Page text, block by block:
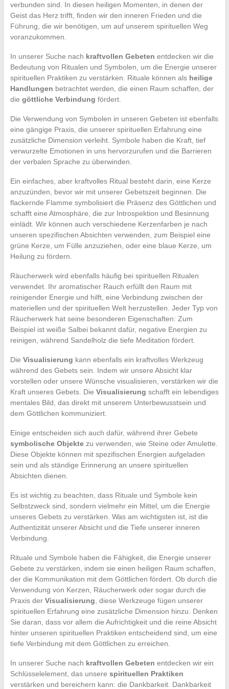
verbunden sind. In diesen heiligen Momenten, in denen der
Geist das Herz trifft, finden wir den inneren Frieden und die
Führung, die wir benötigen, um auf unserem spirituellen Weg
voranzukommen.
In unserer Suche nach kraftvollen Gebeten entdecken wir die
Bedeutung von Ritualen und Symbolen, um die Energie unserer
spirituellen Praktiken zu verstärken. Rituale können als heilige
Handlungen betrachtet werden, die einen Raum schaffen, der
die göttliche Verbindung fördert.
Die Verwendung von Symbolen in unseren Gebeten ist ebenfalls
eine gängige Praxis, die unserer spirituellen Erfahrung eine
zusätzliche Dimension verleiht. Symbole haben die Kraft, tief
verwurzelte Emotionen in uns hervorzurufen und die Barrieren
der verbalen Sprache zu überwinden.
Ein einfaches, aber kraftvolles Ritual besteht darin, eine Kerze
anzuzünden, bevor wir mit unserer Gebetszeit beginnen. Die
flackernde Flamme symbolisiert die Präsenz des Göttlichen und
schafft eine Atmosphäre, die zur Introspektion und Besinnung
einlädt. Wir können auch verschiedene Kerzenfarben je nach
unseren spezifischen Absichten verwenden, zum Beispiel eine
grüne Kerze, um Fülle anzuziehen, oder eine blaue Kerze, um
Heilung zu fördern.
Räucherwerk wird ebenfalls häufig bei spirituellen Ritualen
verwendet. Ihr aromatischer Rauch erfüllt den Raum mit
reinigender Energie und hilft, eine Verbindung zwischen der
materiellen und der spirituellen Welt herzustellen. Jeder Typ von
Räucherwerk hat seine besonderen Eigenschaften: Zum
Beispiel ist weiße Salbei bekannt dafür, negative Energien zu
reinigen, während Sandelholz die tiefe Meditation fördert.
Die Visualisierung kann ebenfalls ein kraftvolles Werkzeug
während des Gebets sein. Indem wir unsere Absicht klar
vorstellen oder unsere Wünsche visualisieren, verstärken wir die
Kraft unseres Gebets. Die Visualisierung schafft ein lebendiges
mentales Bild, das direkt mit unserem Unterbewusstsein und
dem Göttlichen kommuniziert.
Einige entscheiden sich auch dafür, während ihrer Gebete
symbolische Objektezu verwenden, wie Steine oder Amulette.
Diese Objekte können mit spezifischen Energien aufgeladen
sein und als ständige Erinnerung an unsere spirituellen
Absichten dienen.
Es ist wichtig zu beachten, dass Rituale und Symbole kein
Selbstzweck sind, sondern vielmehr ein Mittel, um die Energie
unseres Gebets zu verstärken. Was am wichtigsten ist, ist die
Authentizität unserer Absicht und die Tiefe unserer inneren
Verbindung.
Rituale und Symbole haben die Fähigkeit, die Energie unserer
Gebete zu verstärken, indem sie einen heiligen Raum schaffen,
der die Kommunikation mit dem Göttlichen fördert. Ob durch die
Verwendung von Kerzen, Räucherwerk oder sogar durch die
Praxis der Visualisierung , diese Werkzeuge fügen unserer
spirituellen Erfahrung eine zusätzliche Dimension hinzu. Denken
Sie daran, dass vor allem die Aufrichtigkeit und die reine Absicht
hinter unseren spirituellen Praktiken entscheidend sind, um eine
tiefe Verbindung mit dem Göttlichen zu erreichen.
In unserer Suche nach kraftvollen Gebeten entdecken wir ein
Schlüsselelement, das unsere spirituellen Praktiken
verstärken und bereichern kann: die Dankbarkeit. Dankbarkeit